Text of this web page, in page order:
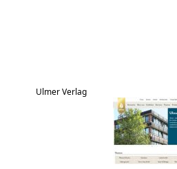
Ulmer Verlag